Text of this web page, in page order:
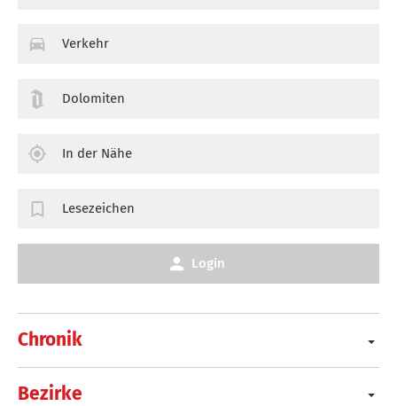
Chronik
Bezirke
Verkehr
Dolomiten
In der Nähe
Lesezeichen
Login